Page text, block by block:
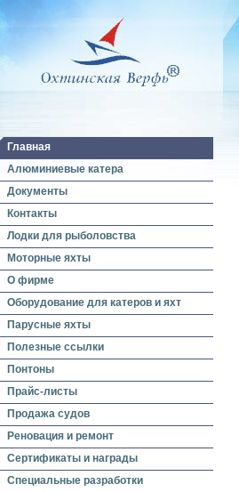
Главная
Алюминиевые катера
Документы
Контакты
Лодки для рыболовства
Моторные яхты
О фирме
Оборудование для катеров и яхт
Парусные яхты
Полезные ссылки
Понтоны
Прайс-листы
Продажа судов
Реновация и ремонт
Сертификаты и награды
Специальные разработки